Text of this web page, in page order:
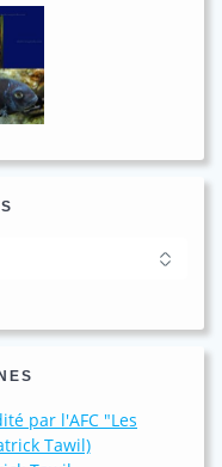
par l'AFC "Les
Tawil)